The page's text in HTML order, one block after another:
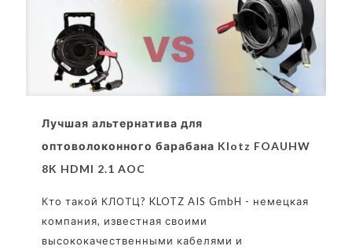
Лучшая альтернатива для
оптоволоконного барабана Klotz FOAUHW
8K HDMI 2.1 AOC
Кто такой КЛОТЦ? KLOTZ AIS GmbH - немецкая
компания, известная своими
высококачественными кабелями и